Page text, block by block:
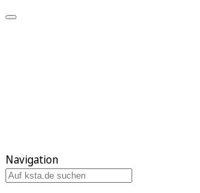
Navigation